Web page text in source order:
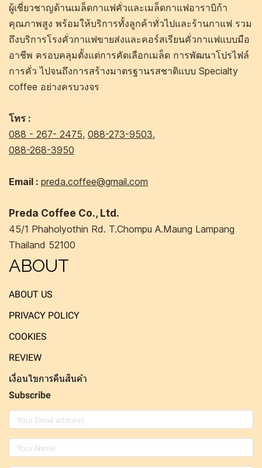
ผู้เชี่ยวชาญด้านเมล็ดกาแฟคั่วและเมล็ดกาแฟอาราบิก้า
คุณภาพสูง พร้อมให้บริการทั้งลูกค้าทั่วไปและร้านกาแฟ รวม
ถึงบริการโรงคั่วกาแฟขายส่งและคอร์สเรียนคั่วกาแฟแบบมือ
อาชีพ ครอบคลุมตั้งแต่การคัดเลือกเมล็ด การพัฒนาโปรไฟล์
การคั่ว ไปจนถึงการสร้างมาตรฐานรสชาติแบบ Specialty
coffee อย่างครบวงจร
โทร :
088 - 267- 2475, 088-273-9503,
088-268-3950
Email : preda.coffee@gmail.com
Preda Coffee Co., Ltd.
45/1 Phaholyothin Rd. T.Chompu A.Maung Lampang
Thailand 52100
ABOUT
ABOUT US
PRIVACY POLICY
COOKIES
REVIEW
เงื่อนไขการคืนสินค้า
Subscribe